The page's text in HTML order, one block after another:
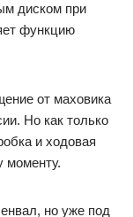
диском при
функцию
от маховика
Но как только
и ходовая
моменту.
но уже под